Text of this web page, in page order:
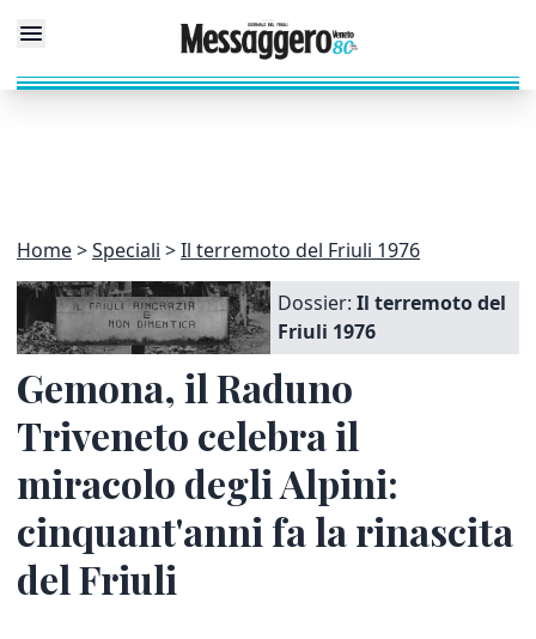
Home Speciali Il terremoto del Friuli 1976
Dossier:Il terremoto del
Friuli 1976
Gemona, il Raduno
Triveneto celebra il
miracolo degli Alpini:
cinquant'anni fa la rinascita
del Friuli